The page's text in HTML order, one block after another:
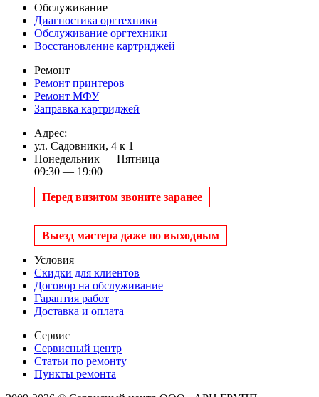
Обслуживание
Диагностика оргтехники
Обслуживание оргтехники
Восстановление картриджей
Ремонт
Ремонт принтеров
Ремонт МФУ
Заправка картриджей
Адрес:
ул. Садовники, 4 к 1
Понедельник — Пятница
09:30 — 19:00
Перед визитом звоните заранее
Выезд мастера даже по выходным
Условия
Скидки для клиентов
Договор на обслуживание
Гарантия работ
Доставка и оплата
Сервис
Сервисный центр
Статьи по ремонту
Пункты ремонта